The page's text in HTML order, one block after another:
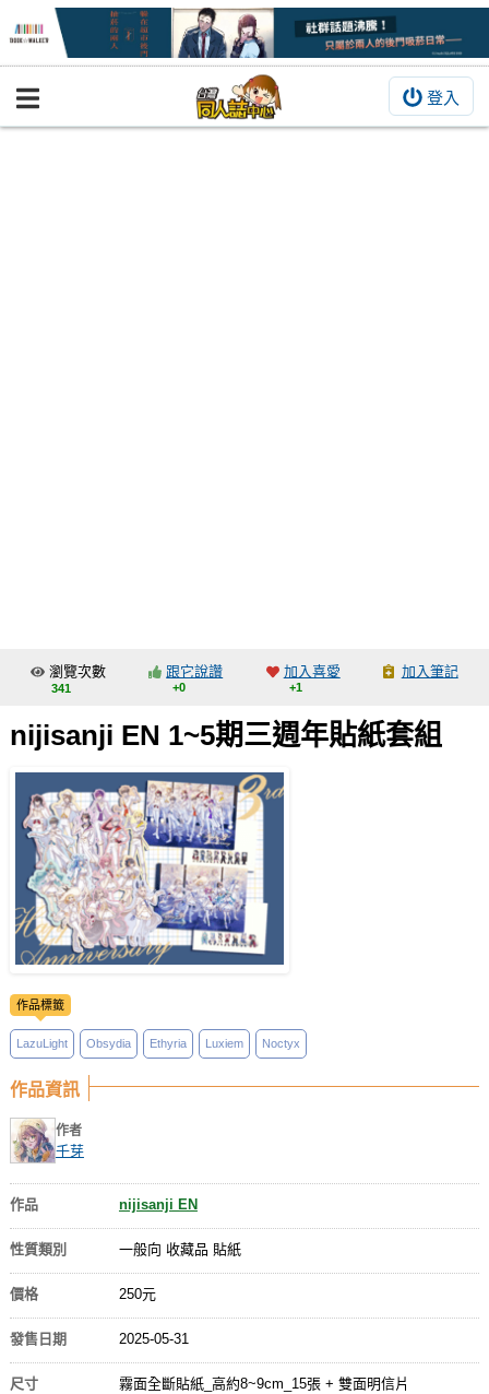
登入
BOOKY書集倉庫
交流中心
會員中心
註冊會員
登入
瀏覽次數
341
跟它說讚
+0
加入喜愛
+1
加入筆記
nijisanji EN 1~5期三週年貼紙套組
作品標籤
LazuLight Obsydia Ethyria Luxiem Noctyx
作品資訊
作者
千芽
作品 nijisanji EN
性質類別 一般向 收藏品 貼紙
價格 250元
發售日期 2025-05-31
尺寸
霧面全斷貼紙_高約8~9cm_15張 + 雙面明信片